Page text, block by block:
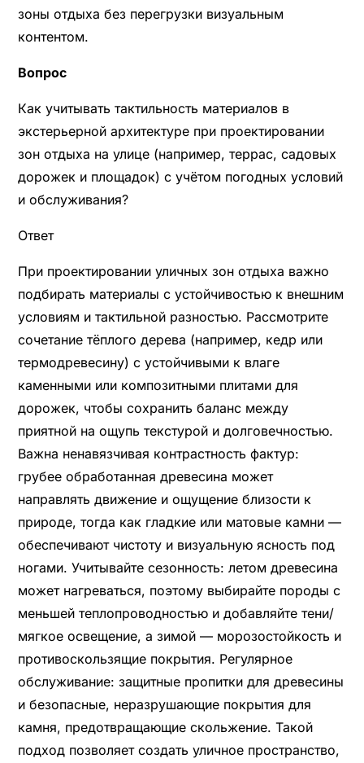
зоны отдыха без перегрузки визуальным
контентом.
Вопрос
Как учитывать тактильность материалов в
экстерьерной архитектуре при проектировании
зон отдыха на улице (например, террас, садовых
дорожек и площадок) с учётом погодных условий
и обслуживания?
Ответ
При проектировании уличных зон отдыха важно
подбирать материалы с устойчивостью к внешним
условиям и тактильной разностью. Рассмотрите
сочетание тёплого дерева (например, кедр или
термодревесину) с устойчивыми к влаге
каменными или композитными плитами для
дорожек, чтобы сохранить баланс между
приятной на ощупь текстурой и долговечностью.
Важна ненавязчивая контрастность фактур:
грубее обработанная древесина может
направлять движение и ощущение близости к
природе, тогда как гладкие или матовые камни —
обеспечивают чистоту и визуальную ясность под
ногами. Учитывайте сезонность: летом древесина
может нагреваться, поэтому выбирайте породы с
меньшей теплопроводностью и добавляйте тени/
мягкое освещение, а зимой — морозостойкость и
противоскользящие покрытия. Регулярное
обслуживание: защитные пропитки для древесины
и безопасные, неразрушающие покрытия для
камня, предотвращающие скольжение. Такой
подход позволяет создать уличное пространство,